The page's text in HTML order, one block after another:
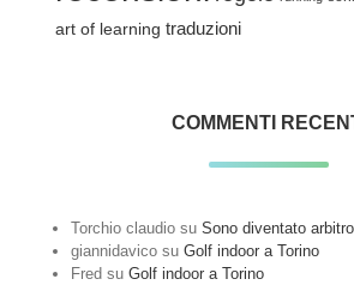
art of learning traduzioni
COMMENTI
Torchio claudio suSono diventato arbitro
giannidavico suGolf indoor a Torino
Fred suGolf indoor a Torino